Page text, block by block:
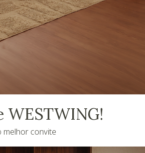
WESTWING!
melhor convite